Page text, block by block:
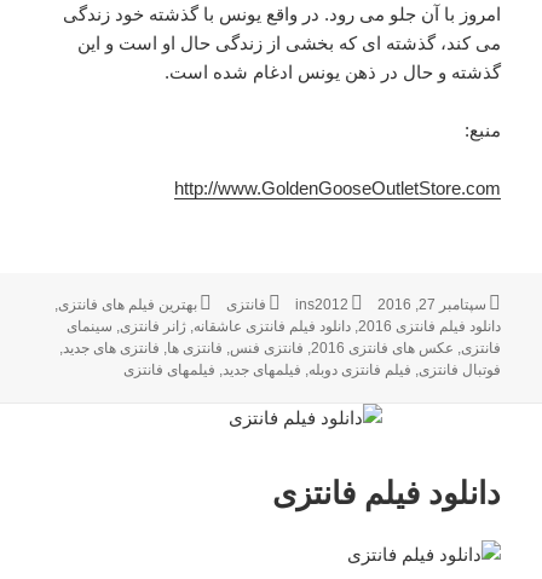
امروز با آن جلو می رود. در واقع یونس با گذشته خود زندگی
می کند، گذشته ای که بخشی از زندگی حال او است و این
گذشته و حال در ذهن یونس ادغام شده است.
منبع:
http://www.GoldenGooseOutletStore.com
ارسال
شده
در
سپتامبر 27, 2016 نویسنده
ins2012 دسته‌ها
فانتزی برچسب‌ها
بهترین فیلم های فانتزی,
دانلود فیلم فانتزی 2016
,دانلود فیلم فانتزی عاشقانه,ژانر فانتزی, سینمای
فانتزی, عکس های فانتزی 2016 , فانتزی فنس, فانتزی ها, فانتزی های جدید,
فوتبال فانتزی, فیلم فانتزی دوبله, فیلمهای جدید, فیلمهای فانتزی
دانلود فیلم فانتزی